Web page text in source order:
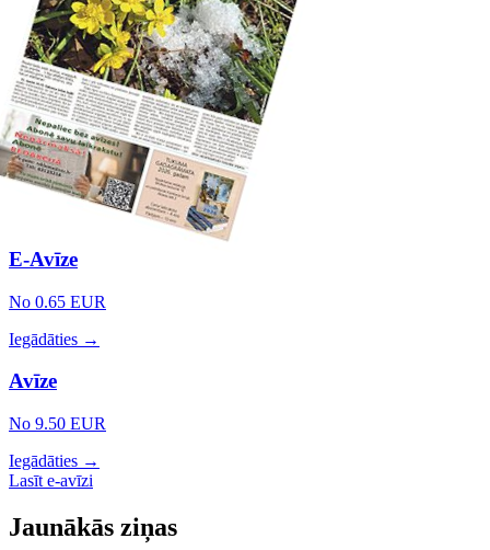
E-Avīze
No 0.65 EUR
Iegādāties →
Avīze
No 9.50 EUR
Iegādāties →
Lasīt e-avīzi
Jaunākās ziņas